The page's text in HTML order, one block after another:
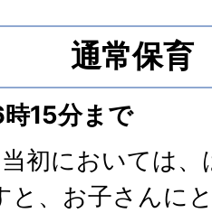
通常保育
15分まで
初においては
と、お子さんに